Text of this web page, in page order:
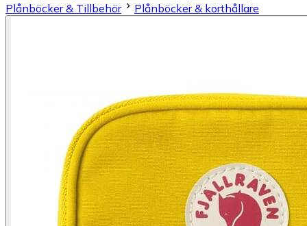
Plånböcker & Tillbehör
Plånböcker & korthållare